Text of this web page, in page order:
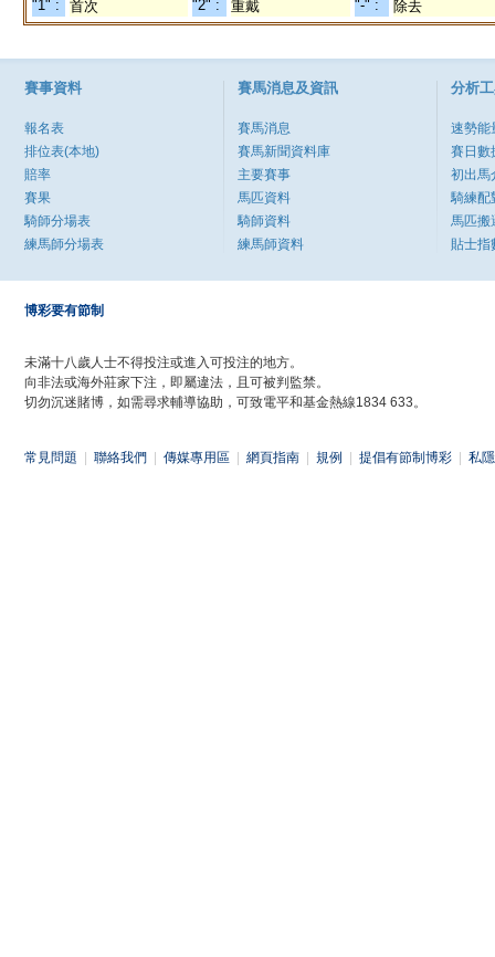
"1" :
首次 "2" : 重戴 "-" : 除去
賽事資料
報名表
排位表(本地)
賠率
賽果
騎師分場表
練馬師分場表
賽馬消息及資訊
賽馬消息
賽馬新聞資料庫
主要賽事
馬匹資料
騎師資料
練馬師資料
分析
速勢能
賽日數
初出馬
騎練配
馬匹搬
貼士指
博彩要有節制
未滿十八歲人士不得投注或進入可投注的地方。
向非法或海外莊家下注，即屬違法，且可被判監禁。
切勿沉迷賭博，如需尋求輔導協助，可致電平和基金熱線1834 633。
常見問題 聯絡我們 傳媒專用區 網頁指南 規例 提倡有節制博彩 私